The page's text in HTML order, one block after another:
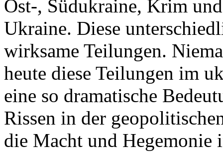
Ost-, Südukraine, Krim
Ukraine. Diese
wirksame Teilungen.
heute diese Teilungen im
eine so dramatische
Rissen in der
die Macht und Hegemonie